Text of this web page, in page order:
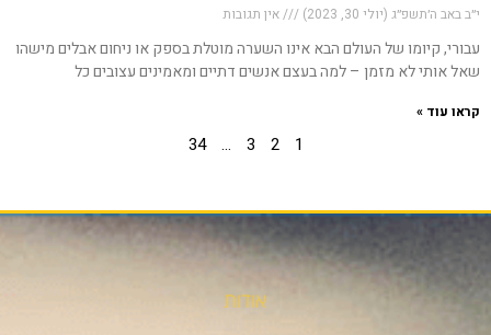
י״ב באב ה׳תשפ״ג (יולי 30, 2023) אין תגובות
עבורי, קיומו של העולם הבא אינו השערה מוטלת בספק או ניחום אבלים מישהו
שאל אותי לא מזמן – למה בעצם אנשים דתיים ומאמינים עצובים כל
קראו עוד »
1
2
3
…
34
אודות